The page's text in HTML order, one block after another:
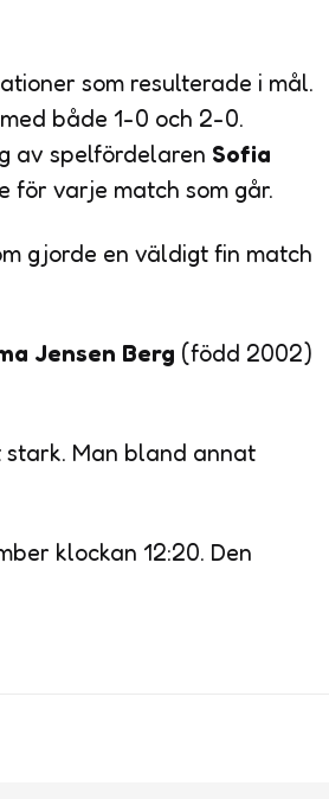
som resulterade i mål.
både 1-0 och 2-0.
av spelfördelaren Sofia
varje match som går.
gjorde en väldigt fin match
Jensen Berg (född 2002)
Man bland annat
klockan 12:20. Den